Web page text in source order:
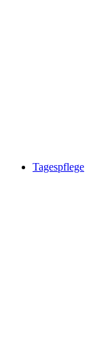
Tagespflege